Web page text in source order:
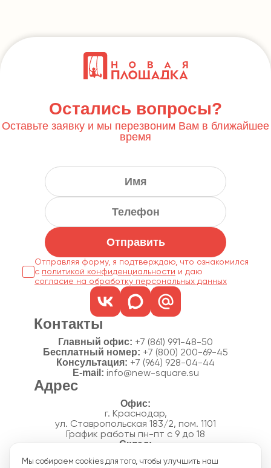
Остались вопросы?
Оставьте заявку и мы перезвоним Вам в ближайшее
время
Отправить
Отправляя форму, я подтверждаю, что ознакомился
с политикой конфиденциальности
согласие на обработку персональных данных
Контакты
Главный офис: +7 (861) 991-48-50
Бесплатный номер: +7 (800) 200-69-45
Консультация: +7 (964) 928-04-44
E-mail: info@new-square.su
Адрес
г. Краснодар,
ул. Ставропольская 183/2, пом. 1101
График работы пн-пт с 9 до 18
п. Новознаменский, ул.Производственная, 15
Мы собираем cookies для того, чтобы улучшить наш